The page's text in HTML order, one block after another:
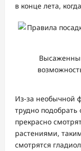
в конце лета,
Из-за необычной
трудно
прекрасно
растениями,
смотрятся